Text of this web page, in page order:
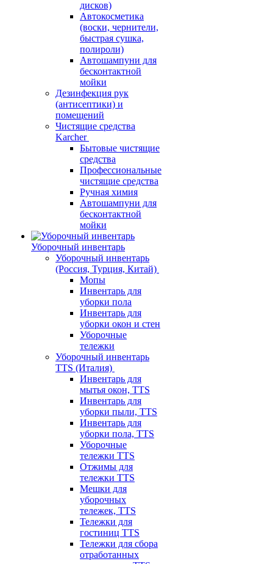
дисков)
Автокосметика
(воски, чернители,
быстрая сушка,
полироли)
Автошампуни для
бесконтактной
мойки
Дезинфекция рук
(антисептики) и
помещений
Чистящие средства
Karcher
Бытовые чистящие
средства
Профессиональные
чистящие средства
Ручная химия
Автошампуни для
бесконтактной
мойки
Уборочный инвентарь
Уборочный инвентарь
(Россия, Турция, Китай)
Мопы
Инвентарь для
уборки пола
Инвентарь для
уборки окон и стен
Уборочные
тележки
Уборочный инвентарь
TTS (Италия)
Инвентарь для
мытья окон, TTS
Инвентарь для
уборки пыли, TTS
Инвентарь для
уборки пола, TTS
Уборочные
тележки TTS
Отжимы для
тележки TTS
Мешки для
уборочных
тележек, TTS
Тележки для
гостиниц TTS
Тележки для сбора
отработанных